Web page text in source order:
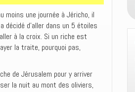
moins une journée à Jéricho, il
d’aller dans un 5 étoiles
à la croix. Si un riche est
la traite, pourquoi pas,
de Jérusalem pour y arriver
la nuit au mont des oliviers,